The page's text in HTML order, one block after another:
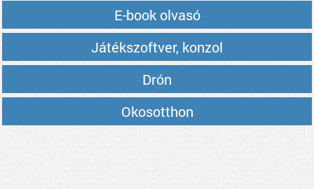
E-book olvasó
Játékszoftver, konzol
Drón
Okosotthon